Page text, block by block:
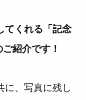
てくれる「記念
紹介です！
に、写真に残し